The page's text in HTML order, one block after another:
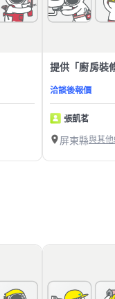
提供「廚房裝
洽談後報價
張凱茗
屏東縣與其他